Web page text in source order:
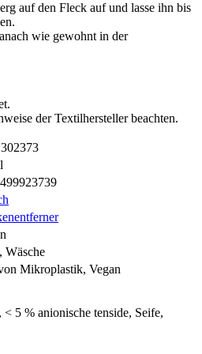
auf den Fleck auf und lasse ihn bis
wie gewohnt in der
der Textilhersteller beachten.
Wäsche
Mikroplastik, Vegan
5 % anionische tenside, Seife,